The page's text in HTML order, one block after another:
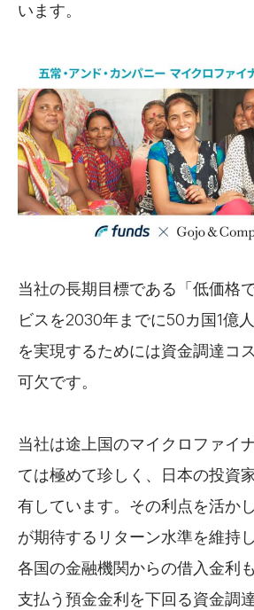
います。
当社の長期目標である「低価格
ビスを2030年までに50カ国1億
を実現するためには資金調達コ
可欠です。
当社は途上国のマイクロファイ
ては極めて珍しく、日本の投資
有しています。その利点を活か
が期待するリターン水準を維持
各国の金融機関からの借入金利
支払う預金金利を下回る資金調